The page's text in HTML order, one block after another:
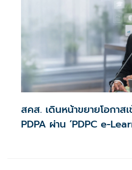
สคส. เดินหน้าขยายโอกาส
PDPA ผ่าน ‘PDPC e-